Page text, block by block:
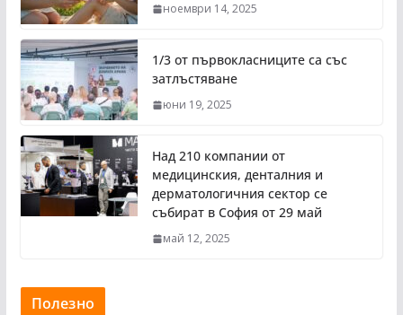
ноември 14, 2025
1/3 от първокласниците са със
затлъстяване
юни 19, 2025
Над 210 компании от
медицинския, денталния и
дерматологичния сектор се
събират в София от 29 май
май 12, 2025
Полезно